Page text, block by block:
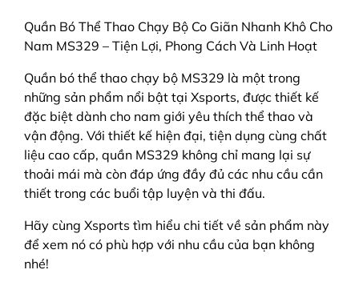
Quần Bó Thể Thao Chạy Bộ Co Giãn Nhanh Khô Cho
Nam MS329 – Tiện Lợi, Phong Cách Và Linh Hoạt
Quần bó thể thao chạy bộ MS329 là một trong
những sản phẩm nổi bật tại Xsports, được thiết kế
đặc biệt dành cho nam giới yêu thích thể thao và
vận động. Với thiết kế hiện đại, tiện dụng cùng chất
liệu cao cấp, quần MS329 không chỉ mang lại sự
thoải mái mà còn đáp ứng đầy đủ các nhu cầu cần
thiết trong các buổi tập luyện và thi đấu.
Hãy cùng Xsports tìm hiểu chi tiết về sản phẩm này
để xem nó có phù hợp với nhu cầu của bạn không
nhé!